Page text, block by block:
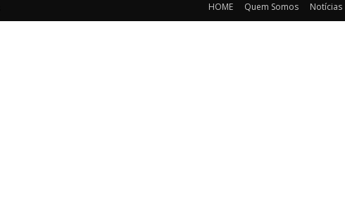
HOME Quem Somos Notícias